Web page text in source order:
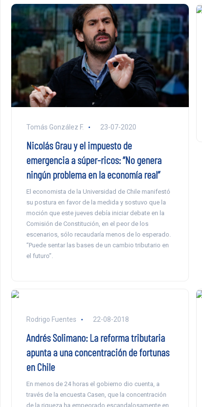
Tomás González F. 23-07-2020
Nicolás Grau y el impuesto de
emergencia a súper-ricos: “No genera
ningún problema en la economía real”
El economista de la Universidad de Chile manifestó
su postura en favor de la medida y sostuvo que la
moción que este jueves debía iniciar debate en la
Comisión de Constitución, en el peor de los
escenarios, sólo recaudaría menos de lo esperado.
“Puede sentar las bases de un cambio tributario en
el futuro”.
Rodrigo Fuentes 22-08-2018
Andrés Solimano: La reforma tributaria
apunta a una concentración de fortunas
en Chile
En menos de 24 horas el gobierno dio cuenta, a
través de la encuesta Casen, que la concentración
de la riqueza ha empeorado escandalosamente en